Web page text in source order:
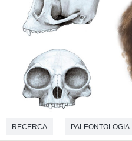
RECERCA PALEONTOLOGIA